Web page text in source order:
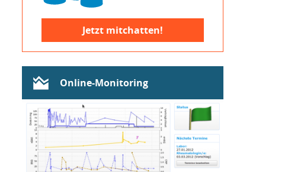
Jetzt mitchatten!
Online-Monitoring